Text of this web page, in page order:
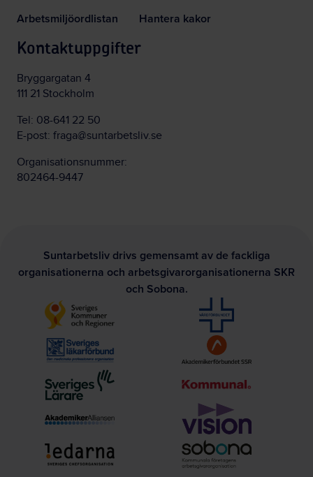
Arbetsmiljöordlistan
Hantera kakor
Kontaktuppgifter
Bryggargatan 4
111 21 Stockholm
Tel: 08-641 22 50
E-post: fraga@suntarbetsliv.se
Organisationsnummer:
802464-9447
Suntarbetsliv drivs gemensamt av de fackliga
organisationerna och arbetsgivarorganisationerna SKR
och Sobona.